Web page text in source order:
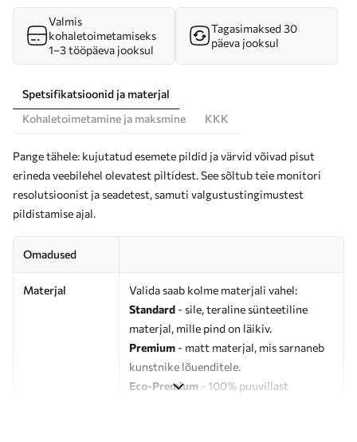
Valmis
kohaletoimetamiseks
1–3 tööpäeva jooksul
Tagasimaksed 30
päeva jooksul
Spetsifikatsioonid ja materjal
Kohaletoimetamine ja maksmine
KKK
Pange tähele: kujutatud esemete pildid ja värvid võivad pisut
erineda veebilehel olevatest piltidest. See sõltub teie monitori
resolutsioonist ja seadetest, samuti valgustustingimustest
pildistamise ajal.
Omadused
Materjal
Valida saab kolme materjali vahel:
Standard - sile, teraline sünteetiline
materjal, mille pind on läikiv.
Premium - matt materjal, mis sarnaneb
kunstnike lõuenditele.
Eco-Premium - 100% puuvillast